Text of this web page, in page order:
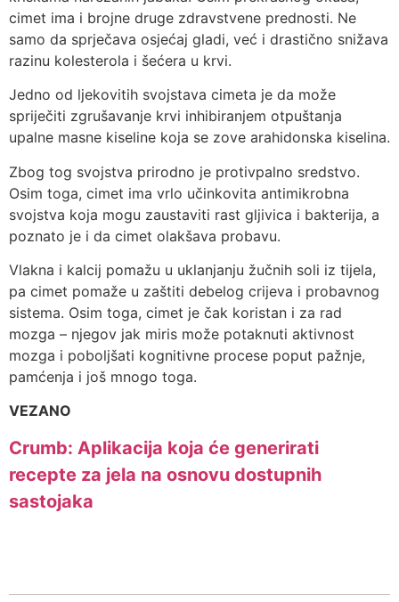
cimet ima i brojne druge zdravstvene prednosti. Ne
samo da sprječava osjećaj gladi, već i drastično snižava
razinu kolesterola i šećera u krvi.
Jedno od ljekovitih svojstava cimeta je da može
spriječiti zgrušavanje krvi inhibiranjem otpuštanja
upalne masne kiseline koja se zove arahidonska kiselina.
Zbog tog svojstva prirodno je protivpalno sredstvo.
Osim toga, cimet ima vrlo učinkovita antimikrobna
svojstva koja mogu zaustaviti rast gljivica i bakterija, a
poznato je i da cimet olakšava probavu.
Vlakna i kalcij pomažu u uklanjanju žučnih soli iz tijela,
pa cimet pomaže u zaštiti debelog crijeva i probavnog
sistema. Osim toga, cimet je čak koristan i za rad
mozga – njegov jak miris može potaknuti aktivnost
mozga i poboljšati kognitivne procese poput pažnje,
pamćenja i još mnogo toga.
VEZANO
Crumb: Aplikacija koja će generirati
recepte za jela na osnovu dostupnih
sastojaka